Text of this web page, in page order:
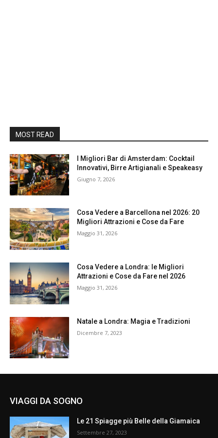
MOST READ
I Migliori Bar di Amsterdam: Cocktail
Innovativi, Birre Artigianali e Speakeasy
Giugno 7, 2026
Cosa Vedere a Barcellona nel 2026: 20
Migliori Attrazioni e Cose da Fare
Maggio 31, 2026
Cosa Vedere a Londra: le Migliori
Attrazioni e Cose da Fare nel 2026
Maggio 31, 2026
Natale a Londra: Magia e Tradizioni
Dicembre 7, 2023
VIAGGI DA SOGNO
Le 21 Spiagge più Belle della Giamaica
Settembre 27, 2023